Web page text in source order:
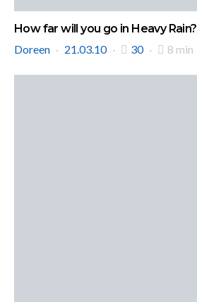
How far will you go in Heavy Rain?
Doreen
21.03.10 30 8 min